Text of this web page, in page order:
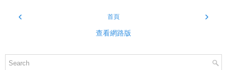
‹ ›
首頁
查看網路版